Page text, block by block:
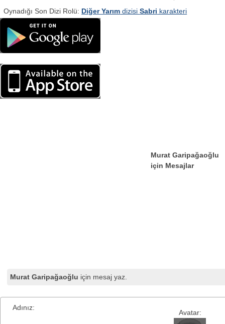
Oynadığı Son Dizi Rolü: Diğer Yarım dizisiSabri karakteri
Murat Garipağaoğlu
için Mesajlar
Murat Garipağaoğlu için mesaj yaz.
Avatar:
Adınız: